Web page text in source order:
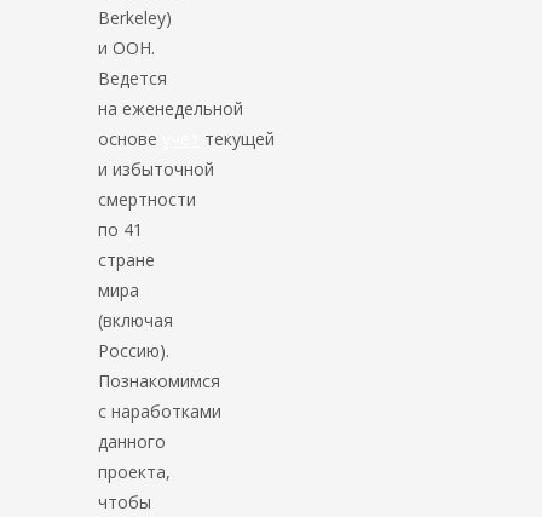
Berkeley)
и ООН.
Ведется
на еженедельной
основе
текущей
и избыточной
смертности
по 41
стране
мира
(включая
Россию).
Познакомимся
с наработками
данного
проекта,
чтобы